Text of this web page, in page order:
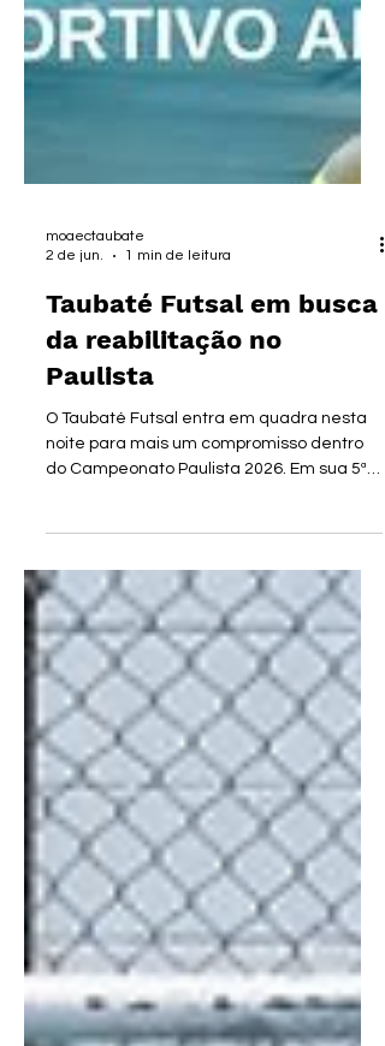
2 de jun.
1 min de leitura
Taubaté Futsal em busca
da reabilitação no
Paulista
O Taubaté Futsal entra em quadra nesta
rodada, necessitando de recuperação na
pelo técnico Leandro, vai até a cidade de
São José dos Campos enfrentar o São
José em jogo marcado para às 19h30 no
Ginásio Poliesportivo Altos de Santana. Em
quatro jogos, o Taubaté conquistou
apenas um ponto e necessita de somar
pontos para melhorar a posição na tabela
de classif